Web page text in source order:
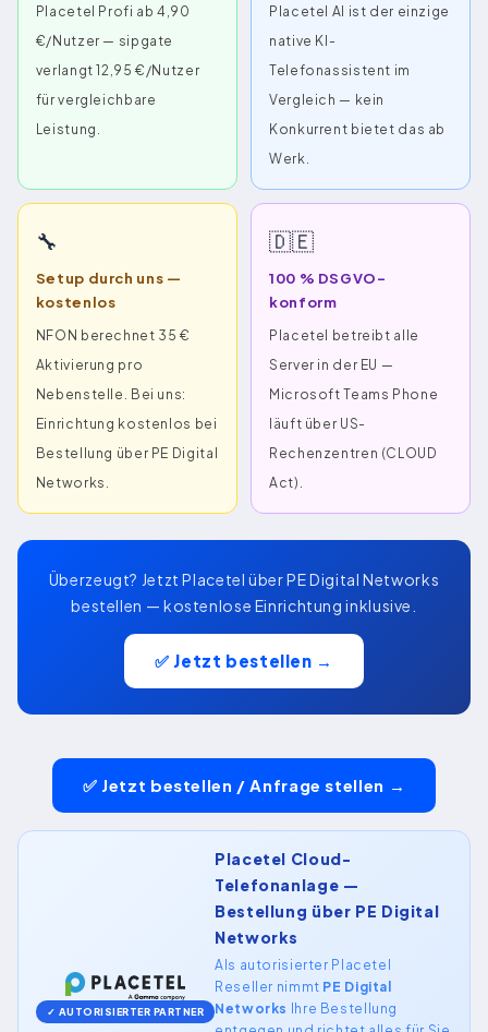
Placetel Profi ab 4,90
€/Nutzer — sipgate
verlangt 12,95 €/Nutzer
für vergleichbare
Leistung.
Placetel AI ist der einzige
native KI-
Telefonassistent im
Vergleich — kein
Konkurrent bietet das ab
Werk.
🔧
Setup durch uns —
kostenlos
NFON berechnet 35 €
Aktivierung pro
Nebenstelle. Bei uns:
Einrichtung kostenlos bei
Bestellung über PE Digital
Networks.
🇩🇪
100 % DSGVO-
konform
Placetel betreibt alle
Server in der EU —
Microsoft Teams Phone
läuft über US-
Rechenzentren (CLOUD
Act).
Überzeugt? Jetzt Placetel über PE Digital Networks
bestellen — kostenlose Einrichtung inklusive.
✅ Jetzt bestellen →
✅ Jetzt bestellen / Anfrage stellen →
✓ AUTORISIERTER PARTNER
Placetel Cloud-
Telefonanlage —
Bestellung über PE Digital
Networks
Als autorisierter Placetel
Reseller nimmt PE Digital
Networks Ihre Bestellung